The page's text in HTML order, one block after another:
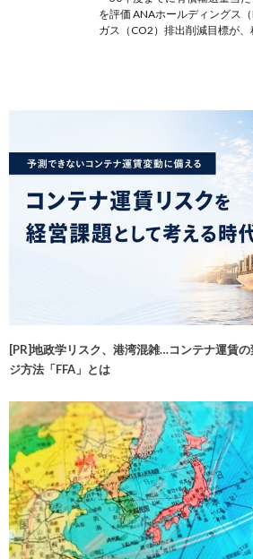
を評価 ANAホールディングス
ガス（CO2）排出削減目標が
[PR]地政学リスク、港湾混雑…コンテナ運賃
ジ方法「FFA」とは